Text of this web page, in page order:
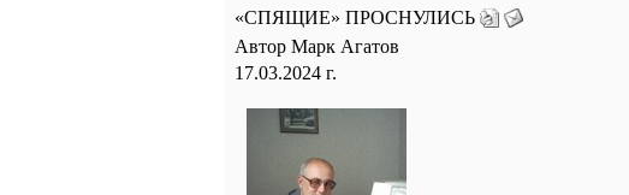
«СПЯЩИЕ» ПРОСНУЛИСЬ
Автор Марк Агатов
17.03.2024 г.